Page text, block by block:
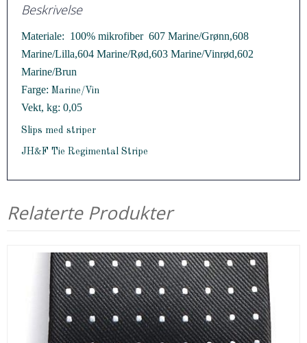
Beskrivelse
Materiale:  100% mikrofiber  607 Marine/Grønn,608
Marine/Lilla,604 Marine/Rød,603 Marine/Vinrød,602
Marine/Brun
Farge: Marine/Vin
Vekt, kg: 0,05
Slips med striper
JH&F Tie Regimental Stripe
Relaterte Produkter